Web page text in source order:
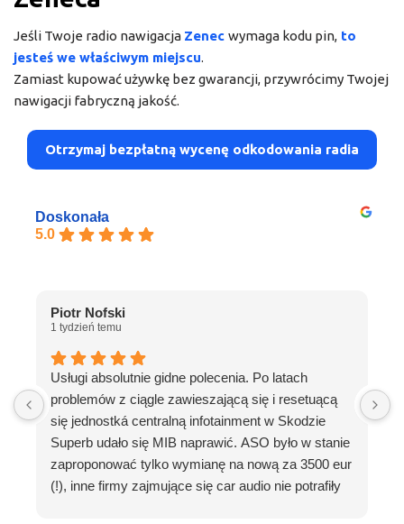
Jeśli Twoje radio nawigacja Zenec wymaga kodu pin, to
jesteś we właściwym miejscu.
Zamiast kupować używkę bez gwarancji, przywrócimy Twojej
nawigacji fabryczną jakość.
Otrzymaj bezpłatną wycenę odkodowania radia
Doskonała
5.0
Piotr Nofski
1 tydzień temu
Usługi absolutnie gidne polecenia. Po latach
problemów z ciągle zawieszającą się i resetuącą
się jednostká centralną infotainment w Skodzie
Superb udało się MIB naprawić. ASO było w stanie
zaproponować tylko wymianę na nową za 3500 eur
(!), inne firmy zajmujące się car audio nie potrafiły